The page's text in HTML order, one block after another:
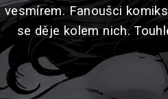
vesmírem. Fanoušci
se děje kolem nich.